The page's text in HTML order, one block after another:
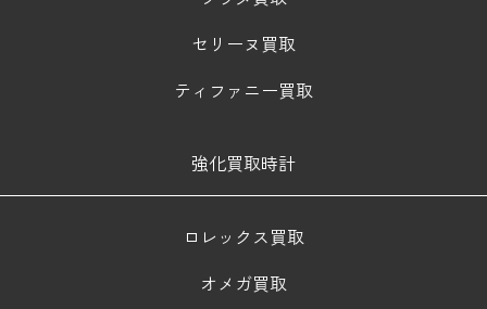
セリーヌ買取
ティファニー買取
強化買取時計
ロレックス買取
オメガ買取